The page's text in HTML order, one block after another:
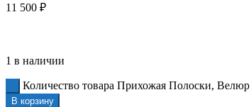
11 500 ₽
1 в наличии
Количество товара Прихожая Полоски,
В корзину